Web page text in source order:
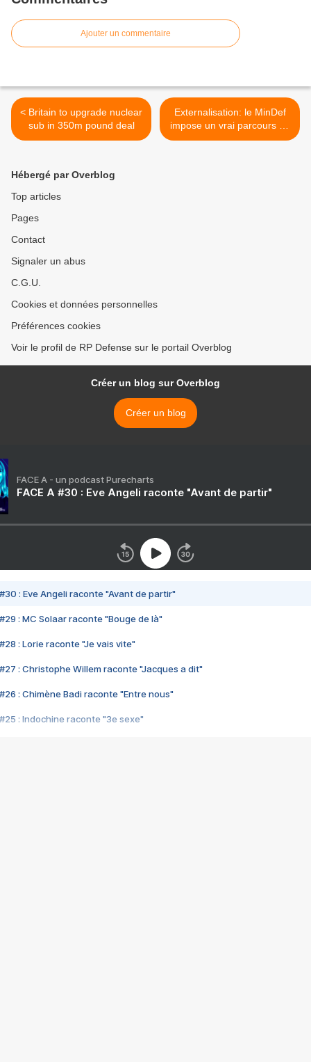
Ajouter un commentaire
< Britain to upgrade nuclear
sub in 350m pound deal
Externalisation: le MinDef
impose un vrai parcours du
combattant aux "initiatives
Hébergé par Overblog
Top articles
Pages
Contact
Signaler un abus
C.G.U.
Cookies et données personnelles
Préférences cookies
Voir le profil de RP Defense sur le portail Overblog
Créer un blog sur Overblog
Créer un blog
FACE A - un podcast Purecharts
FACE A #30 : Eve Angeli raconte "Avant de partir"
#30 : Eve Angeli raconte "Avant de partir"
#29 : MC Solaar raconte "Bouge de là"
#28 : Lorie raconte "Je vais vite"
#27 : Christophe Willem raconte "Jacques a dit"
#26 : Chimène Badi raconte "Entre nous"
#25 : Indochine raconte "3e sexe"